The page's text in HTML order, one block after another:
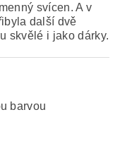
svícen. A v
další dvě
skvělé i jako dárky.
barvou